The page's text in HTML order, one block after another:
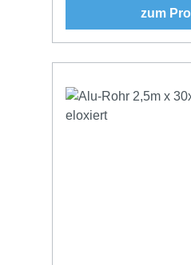
zum